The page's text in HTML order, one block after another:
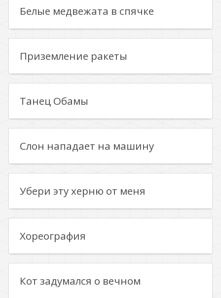
Белые медвежата в спячке
Приземление ракеты
Танец Обамы
Слон нападает на машину
Убери эту херню от меня
Хореография
Кот задумался о вечном